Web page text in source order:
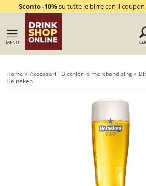
Sconto -10%su tutte le birre con il coupon
MENU
Home >Accessori - Bicchieri e merchandising>
Heineken